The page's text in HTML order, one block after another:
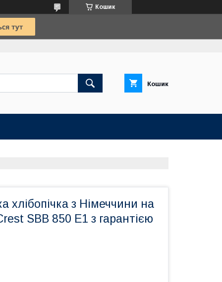
Кошик
Кошик
хлібопічка з Німеччини на
SBB 850 E1 з гарантією